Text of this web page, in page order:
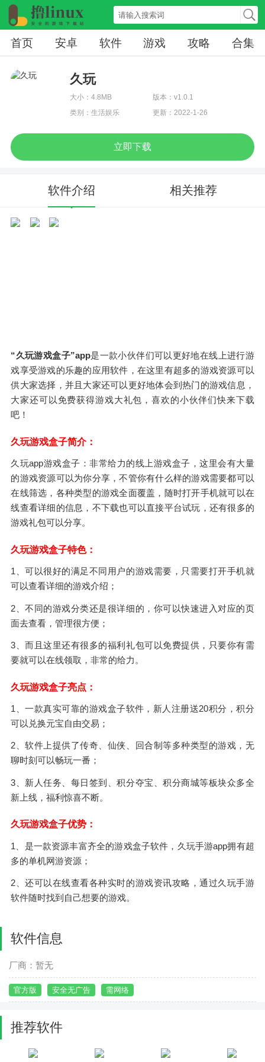
首页 安卓 软件 游戏 攻略 合集
久玩
大小：4.8MB
版本：v1.0.1
类别：生活娱乐
更新：2022-1-26
立即下载
软件介绍 相关推荐
“久玩游戏盒子”app是一款小伙伴们可以更好地在线上进行游
戏享受游戏的乐趣的应用软件，在这里有超多的游戏资源可以
供大家选择，并且大家还可以更好地体会到热门的游戏信息，
大家还可以免费获得游戏大礼包，喜欢的小伙伴们快来下载
吧！
久玩游戏盒子简介：
久玩app游戏盒子：非常给力的线上游戏盒子，这里会有大量
的游戏资源可以为你分享，不管你有什么样的游戏需要都可以
在线筛选，各种类型的游戏全面覆盖，随时打开手机就可以在
线查看详细的信息，不下载也可以直接平台试玩，还有很多的
游戏礼包可以分享。
久玩游戏盒子特色：
1、可以很好的满足不同用户的游戏需要，只需要打开手机就
可以查看详细的游戏介绍；
2、不同的游戏分类还是很详细的，你可以快速进入对应的页
面去查看，管理很方便；
3、而且这里还有很多的福利礼包可以免费提供，只要你有需
要就可以在线领取，非常的给力。
久玩游戏盒子亮点：
1、一款真实可靠的游戏盒子软件，新人注册送20积分，积分
可以兑换元宝自由交易；
2、软件上提供了传奇、仙侠、回合制等多种类型的游戏，无
聊时刻可以畅玩一番；
3、新人任务、每日签到、积分夺宝、积分商城等板块众多全
新上线，福利惊喜不断。
久玩游戏盒子优势：
1、是一款资源丰富齐全的游戏盒子软件，久玩手游app拥有超
多的单机网游资源；
2、还可以在线查看各种实时的游戏资讯攻略，通过久玩手游
软件随时找到自己想要的游戏。
软件信息
厂商：暂无
官方版 安全无广告 需网络
推荐软件